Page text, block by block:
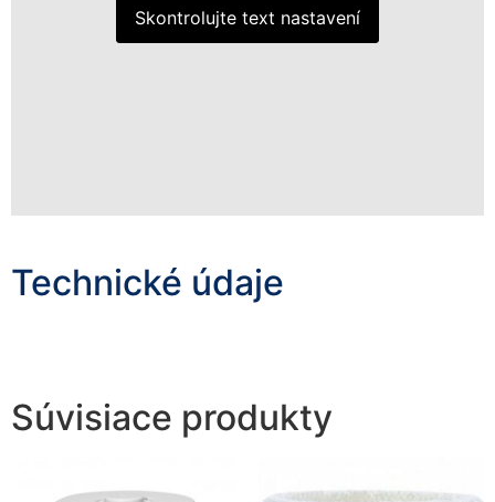
Skontrolujte text nastavení
Technické údaje
Súvisiace produkty